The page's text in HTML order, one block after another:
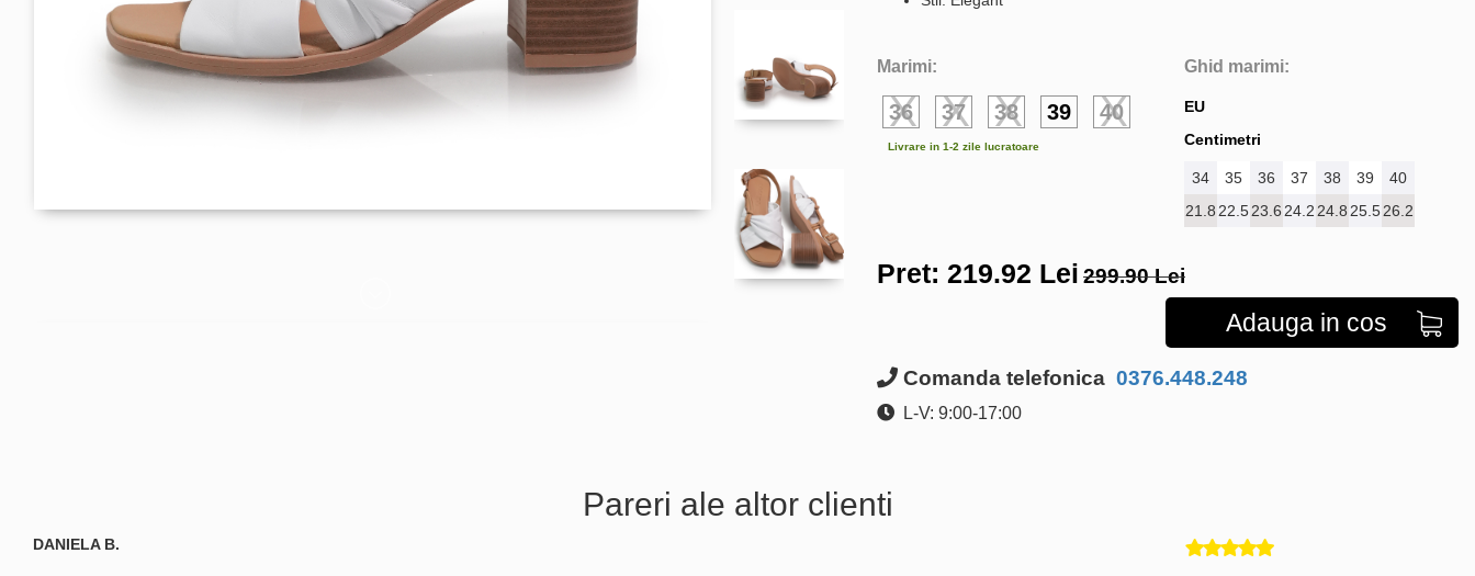
Marimi:
36 37 38 39 40
Livrare in 1-2 zile lucratoare
Ghid marimi:
EU
Centimetri
34 35 36 37 38 39
40
21.8 22.523.6 24.2 24.8 25.526.2
Pret: 219.92 Lei 299.90 Lei
Adauga in cos
Comanda telefonica 0376.448.248
L-V: 9:00-17:00
Pareri ale altor clienti
DANIELA B.